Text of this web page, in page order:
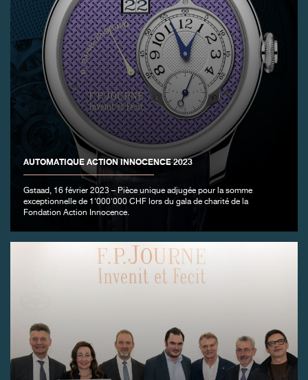
AUTOMATIQUE ACTION INNOCENCE 2023
Gstaad, 16 février 2023 – Pièce unique adjugée pour la somme
exceptionnelle de 1'000'000 CHF lors du gala de charité de la
Fondation Action Innocence.
FAUX